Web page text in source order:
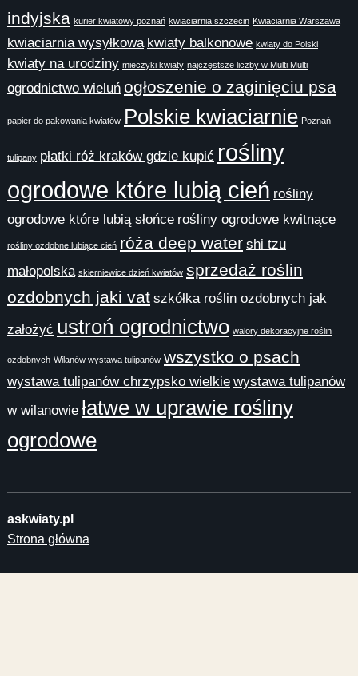
indyjska kurier kwiatowy poznań kwiaciarnia szczecin Kwiaciarnia Warszawa
kwiaciarnia wysyłkowa kwiaty balkonowe kwiaty do Polski
kwiaty na urodziny mieczyki kwiaty najczęstsze liczby w Multi Multi
ogrodnictwo wieluń ogłoszenie o zaginięciu psa
papier do pakowania kwiatów Polskie kwiaciarnie Poznań
tulipany płatki róż kraków gdzie kupić rośliny
ogrodowe które lubią cień rośliny
ogrodowe które lubią słońce rośliny ogrodowe kwitnące
rośliny ozdobne lubiące cień róża deep water shi tzu
małopolska skierniewice dzień kwiatów sprzedaż roślin
ozdobnych jaki vat szkółka roślin ozdobnych jak
założyć ustroń ogrodnictwo walory dekoracyjne roślin
ozdobnych Wilanów wystawa tulipanów wszystko o psach
wystawa tulipanów chrzypsko wielkie wystawa tulipanów
w wilanowie łatwe w uprawie rośliny
ogrodowe
askwiaty.pl
Strona główna